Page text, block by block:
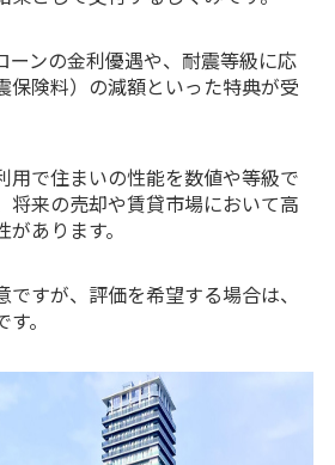
ーンの金利優遇や、耐震等級に応
保険料）の減額といった特典が受
用で住まいの性能を数値や等級で
将来の売却や賃貸市場において高
あります。
すが、評価を希望する場合は、
。